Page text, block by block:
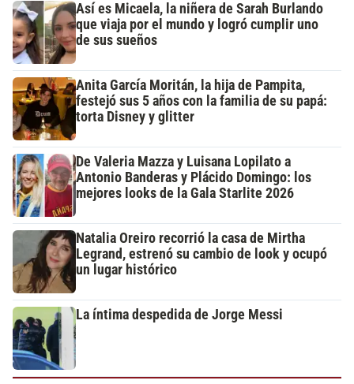
Así es Micaela, la niñera de Sarah Burlando
que viaja por el mundo y logró cumplir uno
de sus sueños
Anita García Moritán, la hija de Pampita,
festejó sus 5 años con la familia de su papá:
torta Disney y glitter
De Valeria Mazza y Luisana Lopilato a
Antonio Banderas y Plácido Domingo: los
mejores looks de la Gala Starlite 2026
Natalia Oreiro recorrió la casa de Mirtha
Legrand, estrenó su cambio de look y ocupó
un lugar histórico
La íntima despedida de Jorge Messi